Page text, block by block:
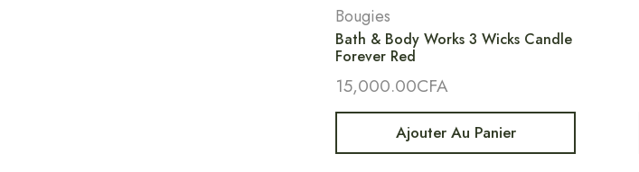
Bougies
Bath & Body Works 3 Wicks Candle
Forever Red
15,000.00CFA
Ajouter Au Panier